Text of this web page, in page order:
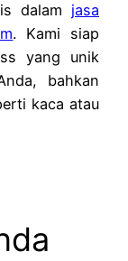
dalam jasa
. Kami siap
yang unik
bahkan
kaca atau